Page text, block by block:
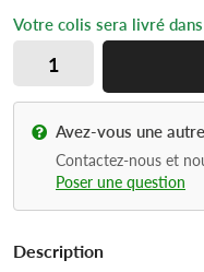
Votre colis sera livré
Avez-vous une
Contactez-nous et
Poser une question
Description